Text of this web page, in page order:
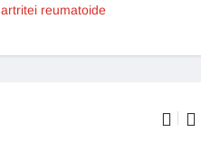
artritei reumatoide